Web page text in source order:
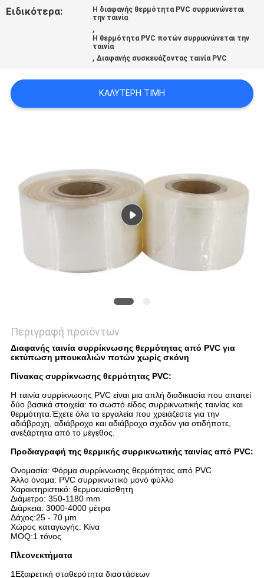
ΑΠΌΣΠΑΣΜΑ
SITEMAP
Ειδικότερα:
Η διαφανής θερμότητα PVC συρρικνώνεται
την ταινία
,
Η θερμότητα PVC ποτών συρρικνώνεται την
ταινία
,Διαφανής συσκευάζοντας ταινία PVC
ΚΑΛΎΤΕΡΗ ΤΙΜΉ
Περιγραφή προϊόντων
Διαφανής ταινία συρρίκνωσης θερμότητας από PVC για
εκτύπωση μπουκαλιών ποτών χωρίς σκόνη
Πίνακας συρρίκνωσης θερμότητας PVC:
Η ταινία συρρίκνωσης PVC είναι μια απλή διαδικασία που απαιτεί
δύο βασικά στοιχεία: το σωστό είδος συρρικνωτικής ταινίας και
θερμότητα.Έχετε όλα τα εργαλεία που χρειάζεστε για την
αδιάβροχη, αδιάβροχο και αδιάβροχο σχεδόν για οτιδήποτε,
ανεξάρτητα από το μέγεθος.
Προδιαγραφή της θερμικής συρρικνωτικής ταινίας από PVC:
Ονομασία: Φόρμα συρρίκνωσης θερμότητας από PVC
Άλλο όνομα: PVC συρρικνωτικό μονό φύλλο
Χαρακτηριστικό: θερμοευαίσθητη
Διάμετρο: 350-1180 mm
Διάρκεια: 3000-4000 μέτρα
Δάχος:25 - 70 μm
Χώρος καταγωγής: Κίνα
MOQ:1 τόνος
Πλεονεκτήματα
1Εξαιρετική σταθερότητα διαστάσεων